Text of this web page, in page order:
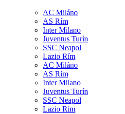
AC Miláno
AS Rím
Inter Milano
Juventus Turín
SSC Neapol
Lazio Rím
AC Miláno
AS Rím
Inter Milano
Juventus Turín
SSC Neapol
Lazio Rím